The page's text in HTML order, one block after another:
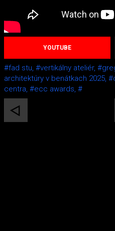
YOUTUBE
#fad stu, #vertikálny ateliér,
architektúry v benátkach 2025,
centra, #ecc awards, #